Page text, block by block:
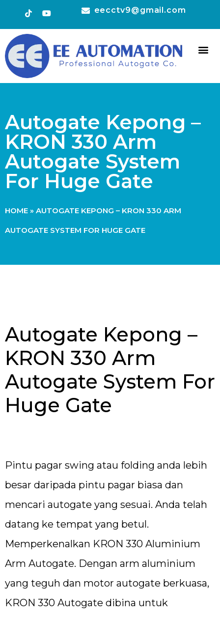
eecctv9@gmail.com
Autogate Kepong –
KRON 330 Arm
Autogate System
For Huge Gate
HOME » AUTOGATE KEPONG – KRON 330 ARM
AUTOGATE SYSTEM FOR HUGE GATE
Autogate Kepong –
KRON 330 Arm
Autogate System For
Huge Gate
Pintu pagar swing atau folding anda lebih
besar daripada pintu pagar biasa dan
mencari autogate yang sesuai. Anda telah
datang ke tempat yang betul.
Memperkenalkan KRON 330 Aluminium
Arm Autogate. Dengan arm aluminium
yang teguh dan motor autogate berkuasa,
KRON 330 Autogate dibina untuk